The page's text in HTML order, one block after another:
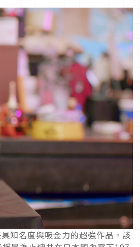
知名度與吸金力的超強作品。該